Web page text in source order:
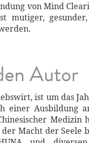
von Mind
gesunder,
Autor
ist um das
einer Ausbildung
Medizin
Macht der Seele